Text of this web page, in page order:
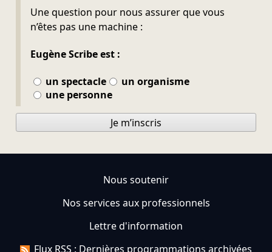
Une question pour nous assurer que vous
n’êtes pas une machine :
Eugène Scribe est :
un spectacle
un organisme
une personne
Ne pas remplir
Je m’inscris
Nous soutenir
Nos services aux professionnels
Lettre d'information
Flux RSS : Dernières programmations archivées